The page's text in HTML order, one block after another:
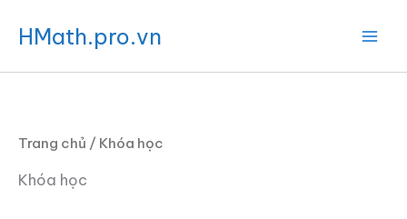
HMath.pro.vn
Trang chủ / Khóa học
Khóa học